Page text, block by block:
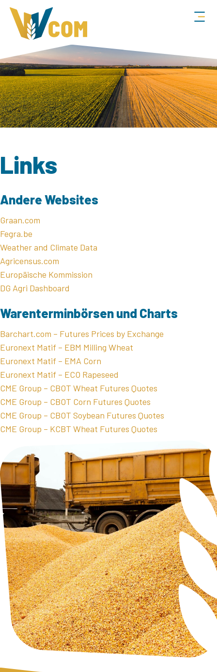
Links
Andere Websites
Graan.com
Fegra.be
Weather and Climate Data
Agricensus.com
Europäische Kommission
DG Agri Dashboard
Warenterminbörsen und Charts
Barchart.com – Futures Prices by Exchange
Euronext Matif – EBM Milling Wheat
Euronext Matif – EMA Corn
Euronext Matif – ECO Rapeseed
CME Group – CBOT Wheat Futures Quotes
CME Group – CBOT Corn Futures Quotes
CME Group – CBOT Soybean Futures Quotes
CME Group – KCBT Wheat Futures Quotes